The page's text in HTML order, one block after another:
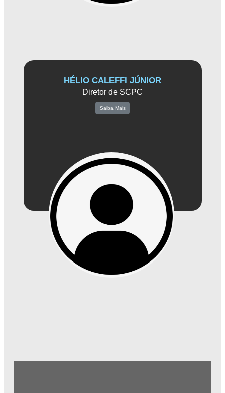
HÉLIO CALEFFI JÚNIOR
Diretor de SCPC
Saiba Mais